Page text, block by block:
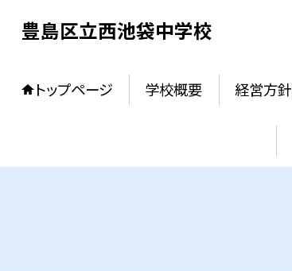
豊島区立西池袋中学校
トップページ 学校概要 経営方針